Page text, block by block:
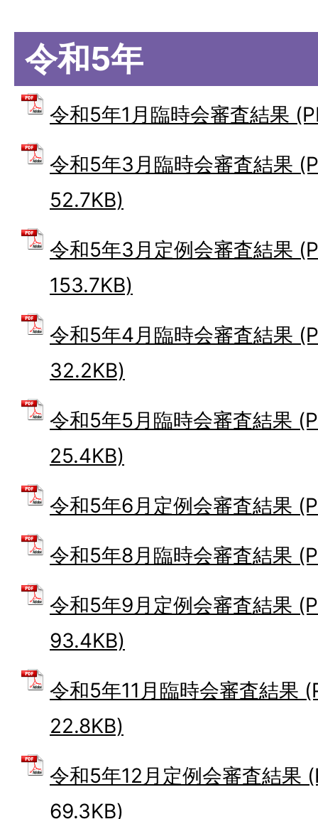
令和5年
令和5年1月臨時会審査結果
令和5年3月臨時会審査結果
52.7KB)
令和5年3月定例会審査結果
153.7KB)
令和5年4月臨時会審査結果
32.2KB)
令和5年5月臨時会審査結果
25.4KB)
令和5年6月定例会審査結果
令和5年8月臨時会審査結果
令和5年9月定例会審査結果
93.4KB)
令和5年11月臨時会審査結果
22.8KB)
令和5年12月定例会審査結果
69.3KB)